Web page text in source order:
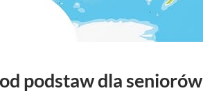
podstaw dla seniorów